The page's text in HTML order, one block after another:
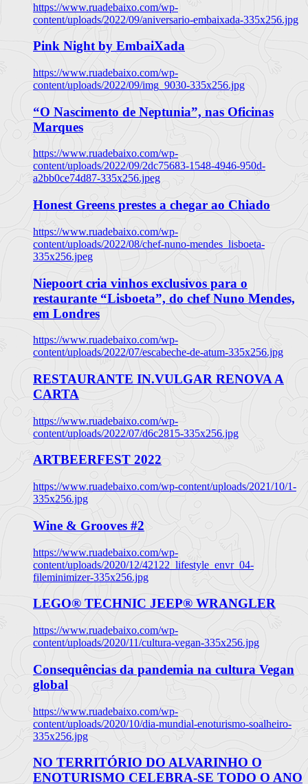
https://www.ruadebaixo.com/wp-
content/uploads/2022/09/aniversario-embaixada-335x256.jpg
Pink Night by EmbaiXada
https://www.ruadebaixo.com/wp-
content/uploads/2022/09/img_9030-335x256.jpg
“O Nascimento de Neptunia”, nas Oficinas
Marques
https://www.ruadebaixo.com/wp-
content/uploads/2022/09/2dc75683-1548-4946-950d-
a2bb0ce74d87-335x256.jpeg
Honest Greens prestes a chegar ao Chiado
https://www.ruadebaixo.com/wp-
content/uploads/2022/08/chef-nuno-mendes_lisboeta-
335x256.jpeg
Niepoort cria vinhos exclusivos para o
restaurante “Lisboeta”, do chef Nuno Mendes,
em Londres
https://www.ruadebaixo.com/wp-
content/uploads/2022/07/escabeche-de-atum-335x256.jpg
RESTAURANTE IN.VULGAR RENOVA A
CARTA
https://www.ruadebaixo.com/wp-
content/uploads/2022/07/d6c2815-335x256.jpg
ARTBEERFEST 2022
https://www.ruadebaixo.com/wp-content/uploads/2021/10/1-
335x256.jpg
Wine & Grooves #2
https://www.ruadebaixo.com/wp-
content/uploads/2020/12/42122_lifestyle_envr_04-
fileminimizer-335x256.jpg
LEGO® TECHNIC JEEP® WRANGLER
https://www.ruadebaixo.com/wp-
content/uploads/2020/11/cultura-vegan-335x256.jpg
Consequências da pandemia na cultura Vegan
global
https://www.ruadebaixo.com/wp-
content/uploads/2020/10/dia-mundial-enoturismo-soalheiro-
335x256.jpg
NO TERRITÓRIO DO ALVARINHO O
ENOTURISMO CELEBRA-SE TODO O ANO